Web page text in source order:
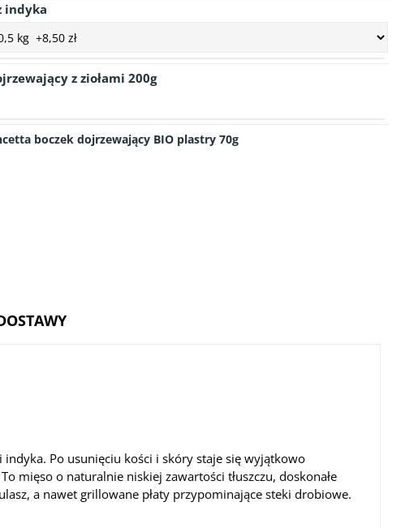
indyka
z ziołami 200g
boczek dojrzewający BIO plastry 70g
Po usunięciu kości i skóry staje się wyjątkowo
mięso o naturalnie niskiej zawartości tłuszczu, doskonałe
a nawet grillowane płaty przypominające steki drobiowe.